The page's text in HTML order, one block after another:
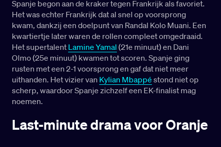
Spanje begon aan de kraker tegen Frankrijk als favoriet.
Het was echter Frankrijk dat al snel op voorsprong
kwam, dankzij een doelpunt van Randal Kolo Muani. Een
kwartiertje later waren de rollen compleet omgedraaid.
Het supertalent Lamine Yamal (21e minuut) en Dani
Olmo (25e minuut) kwamen tot scoren. Spanje ging
rusten met een 2-1 voorsprong en gaf dat niet meer
uithanden. Het vizier van Kylian Mbappé stond niet op
scherp, waardoor Spanje zichzelf een EK-finalist mag
noemen.
Last-minute drama voor Oranje